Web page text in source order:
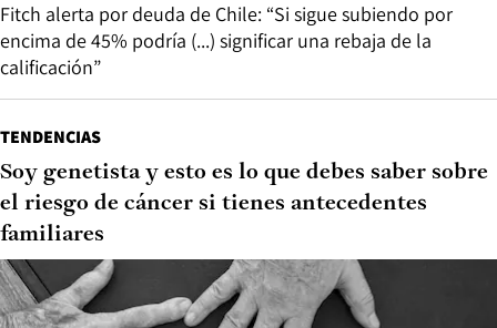
Fitch alerta por deuda de Chile: “Si sigue subiendo por
encima de 45% podría (...) significar una rebaja de la
calificación”
TENDENCIAS
Soy genetista y esto es lo que debes saber sobre
el riesgo de cáncer si tienes antecedentes
familiares